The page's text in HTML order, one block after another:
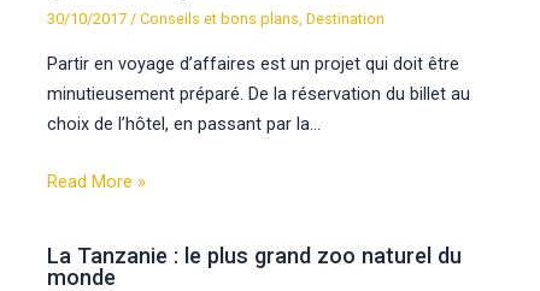
30/10/2017/Conseils et bons plans,Destination
Partir en voyage d’affaires est un projet qui doit être
minutieusement préparé. De la réservation du billet au
choix de l’hôtel, en passant par la…
Read More »
La Tanzanie : le plus grand zoo naturel du
monde